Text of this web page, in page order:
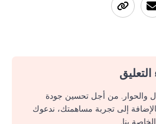
والحوار. من أجل تحسين جودة
بالإضافة إلى تجربة مساهمتك، ندعوك
بنا.